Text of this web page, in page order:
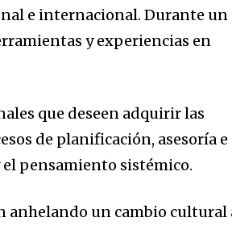
e internacional. Durante un
y experiencias en
que deseen adquirir las
de planificación, asesoría e
pensamiento sistémico.
anhelando un cambio cultural